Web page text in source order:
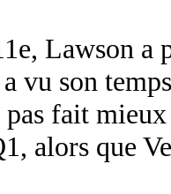
Lawson a
vu son
fait
alors que